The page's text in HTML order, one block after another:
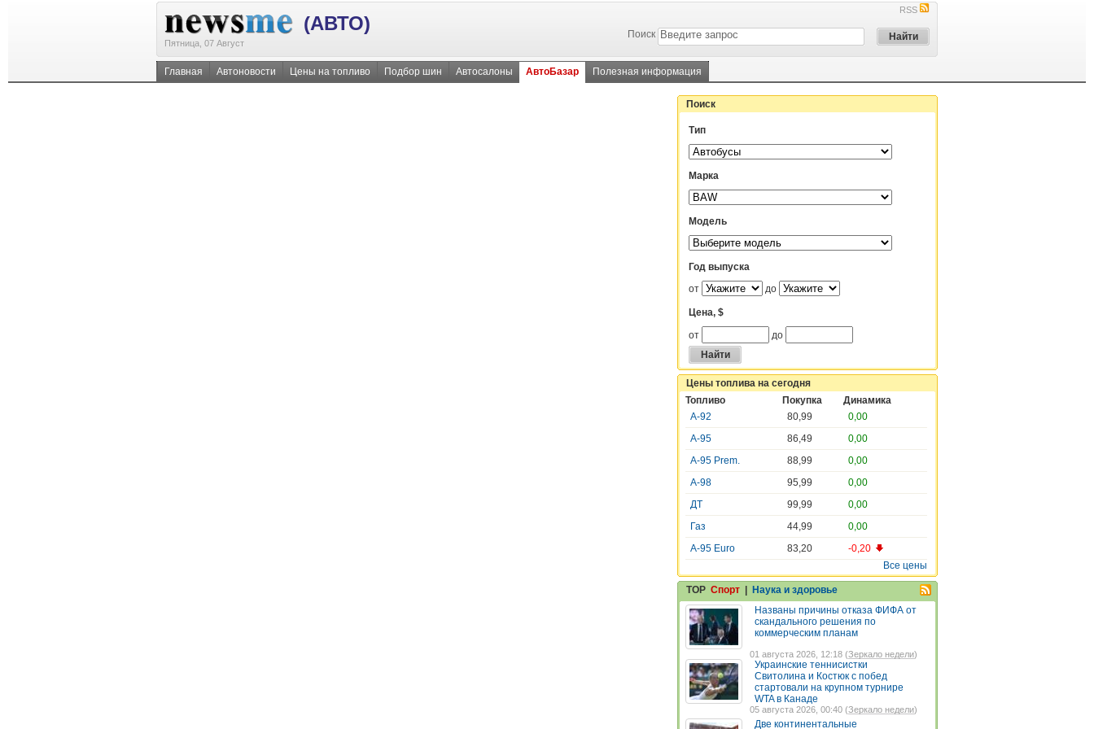
(АВТО)
Пятница, 07 Август
RSS
Поиск
Главная Автоновости Цены на топливо Подбор шин Автосалоны АвтоБазар Полезная информация
Поиск
Тип
Марка
Модель
Год выпуска
от
до
Цена, $
от
до
Цены топлива на сегодня
Топливо
Покупка
Динамика
А-92
80,99
0,00
А-95
86,49
0,00
А-95 Prem.
88,99
0,00
А-98
95,99
0,00
ДТ
99,99
0,00
Газ
44,99
0,00
A-95 Euro
83,20
-0,20
Все цены
TOP Спорт
Наука и здоровье
Названы причины отказа ФИФА от
скандального решения по
коммерческим планам
01 августа 2026, 12:18 (Зеркало недели)
Украинские теннисистки
Свитолина и Костюк с побед
стартовали на крупном турнире
WTA в Канаде
05 августа 2026, 00:40 (Зеркало недели)
Две континентальные